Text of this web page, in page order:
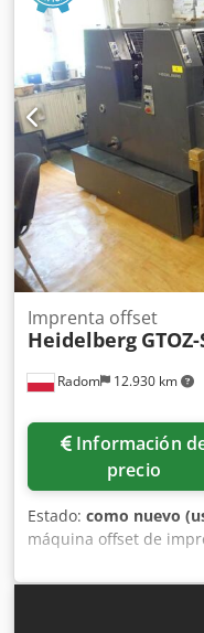
Radom 12.930 km
Imprenta offset
Heidelberg
Información de
precio
Estado: como nuevo
máquina offset de
trabajar, en muy buen
taller de impresión.
cuerpos de impresión